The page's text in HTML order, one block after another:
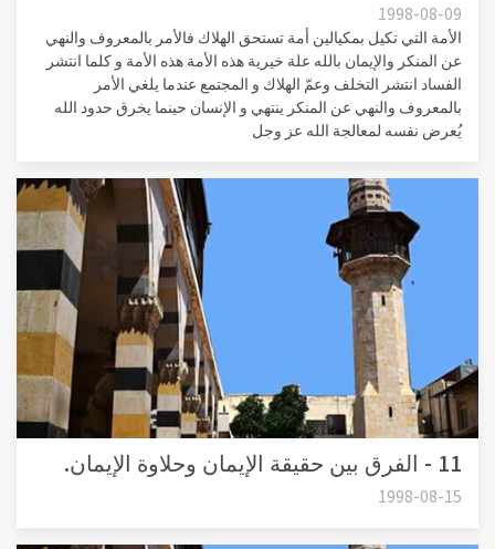
1998-08-09
الأمة التي تكيل بمكيالين أمة تستحق الهلاك فالأمر بالمعروف والنهي
عن المنكر والإيمان بالله علة خيرية هذه الأمة هذه الأمة و كلما انتشر
الفساد انتشر التخلف وعمّ الهلاك و المجتمع عندما يلغي الأمر
بالمعروف والنهي عن المنكر ينتهي و الإنسان حينما يخرق حدود الله
يُعرض نفسه لمعالجة الله عز وجل
11 - الفرق بين حقيقة الإيمان وحلاوة الإيمان.
1998-08-15